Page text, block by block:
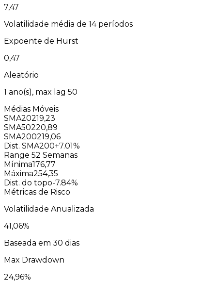
7,47
Volatilidade média de 14 períodos
Expoente de Hurst
0,47
Aleatório
1 ano(s), max lag 50
Médias Móveis
SMA20219,23
SMA50220,89
SMA200219,06
Dist. SMA200+7.01%
Range 52 Semanas
Mínima176,77
Máxima254,35
Dist. do topo-7.84%
Métricas de Risco
Volatilidade Anualizada
41,06%
Baseada em 30 dias
Max Drawdown
24,96%